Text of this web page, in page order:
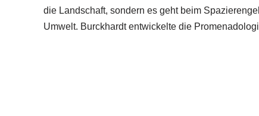
die Landschaft, sondern es geht beim
Umwelt. Burckhardt entwickelte die